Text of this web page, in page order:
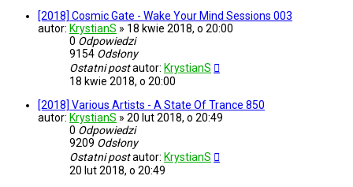
[2018] Cosmic Gate - Wake Your Mind Sessions 003
autor: KrystianS » 18 kwie 2018, o 20:00
0 Odpowiedzi
9154 Odsłony
Ostatni postautor: KrystianS
18 kwie 2018, o 20:00
[2018] Various Artists - A State Of Trance 850
autor: KrystianS » 20 lut 2018, o 20:49
0 Odpowiedzi
9209 Odsłony
Ostatni postautor: KrystianS
20 lut 2018, o 20:49